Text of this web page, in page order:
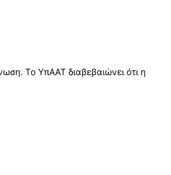
Το ΥπΑΑΤ διαβεβαιώνει ότι η